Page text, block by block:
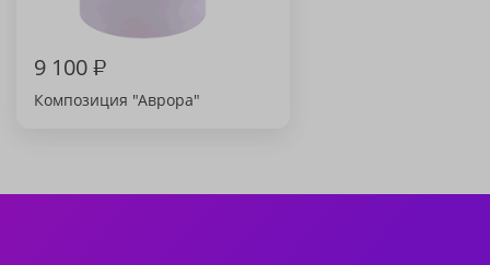
9 100₽
Композиция "Аврора"